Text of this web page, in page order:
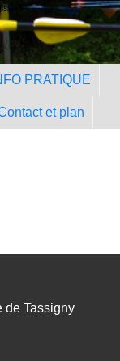
PRATIQUE
et plan
de Tassigny